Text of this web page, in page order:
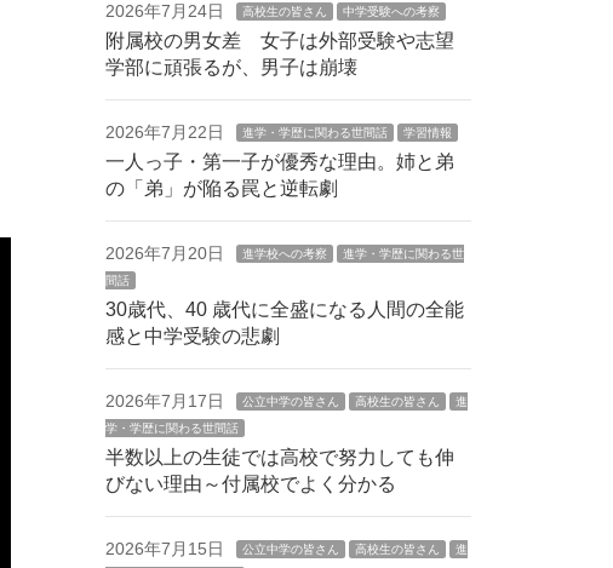
2026年7月24日 高校生の皆さん 中学受験への考察
附属校の男女差 女子は外部受験や志望
学部に頑張るが、男子は崩壊
2026年7月22日 進学・学歴に関わる世間話 学習情報
一人っ子・第一子が優秀な理由。姉と弟
の「弟」が陥る罠と逆転劇
2026年7月20日 進学校への考察
進学・学歴に関わる世
間話
30歳代、40 歳代に全盛になる人間の全能
感と中学受験の悲劇
2026年7月17日 公立中学の皆さん 高校生の皆さん
進
学・学歴に関わる世間話
半数以上の生徒では高校で努力しても伸
びない理由～付属校でよく分かる
2026年7月15日 公立中学の皆さん 高校生の皆さん
進